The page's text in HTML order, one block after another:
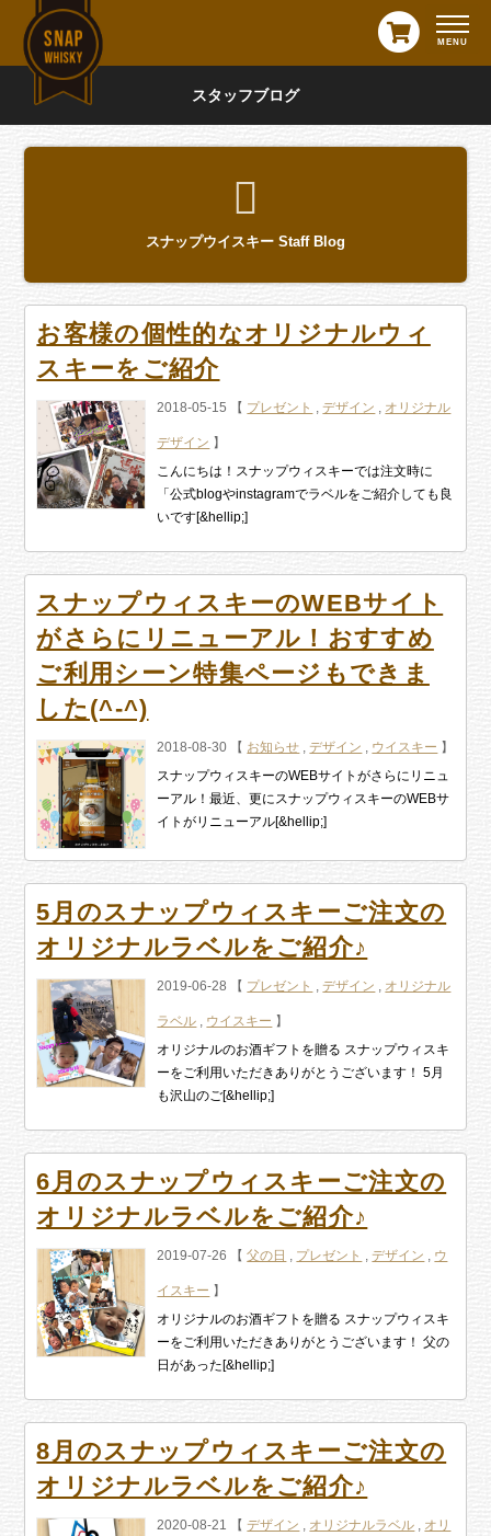
スタッフブログ
スナップウイスキー Staff Blog
お客様の個性的なオリジナルウィ
スキーをご紹介
2018-05-15 【 プレゼント ,デザイン , オリジナル
デザイン 】
こんにちは！スナップウィスキーでは注文時に
「公式blogやinstagramでラベルをご紹介しても良
いです[&hellip;]
スナップウィスキーのWEBサイト
がさらにリニューアル！おすすめ
ご利用シーン特集ページもできま
した(^-^)
2018-08-30 【 お知らせ ,デザイン , ウイスキー 】
スナップウィスキーのWEBサイトがさらにリニュ
ーアル！最近、更にスナップウィスキーのWEBサ
イトがリニューアル[&hellip;]
5月のスナップウィスキーご注文の
オリジナルラベルをご紹介♪
2019-06-28 【 プレゼント ,デザイン , オリジナル
ラベル , ウイスキー 】
オリジナルのお酒ギフトを贈る スナップウィスキ
ーをご利用いただきありがとうございます！ 5月
も沢山のご[&hellip;]
6月のスナップウィスキーご注文の
オリジナルラベルをご紹介♪
2019-07-26 【父の日 , プレゼント ,デザイン , ウ
イスキー 】
オリジナルのお酒ギフトを贈る スナップウィスキ
ーをご利用いただきありがとうございます！ 父の
日があった[&hellip;]
8月のスナップウィスキーご注文の
オリジナルラベルをご紹介♪
2020-08-21 【デザイン , オリジナルラベル , オリ